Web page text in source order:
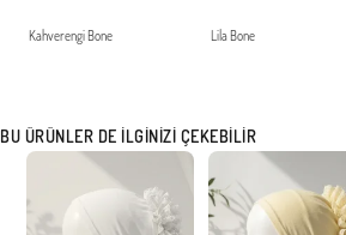
Kahverengi Bone Lila Bone
BU ÜRÜNLER DE İLGINIZI ÇEKEBILIR